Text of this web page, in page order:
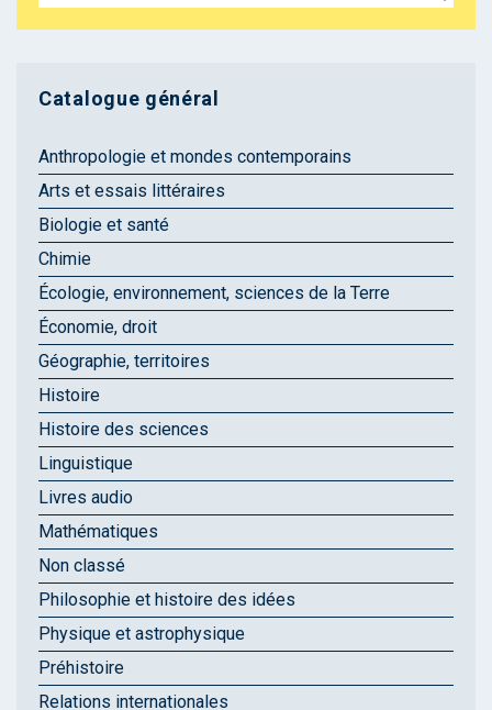
Catalogue général
Anthropologie et mondes contemporains
Arts et essais littéraires
Biologie et santé
Chimie
Écologie, environnement, sciences de la Terre
Économie, droit
Géographie, territoires
Histoire
Histoire des sciences
Linguistique
Livres audio
Mathématiques
Non classé
Philosophie et histoire des idées
Physique et astrophysique
Préhistoire
Relations internationales